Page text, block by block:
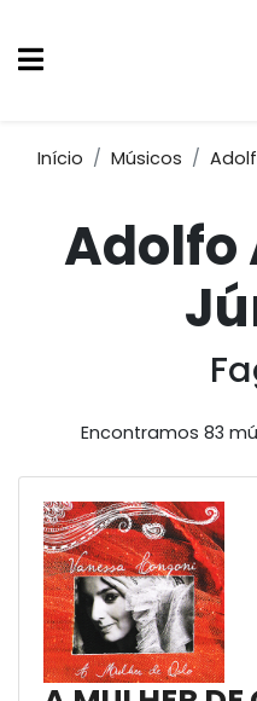
Início Músicos
Adolfo
Encontramos 83